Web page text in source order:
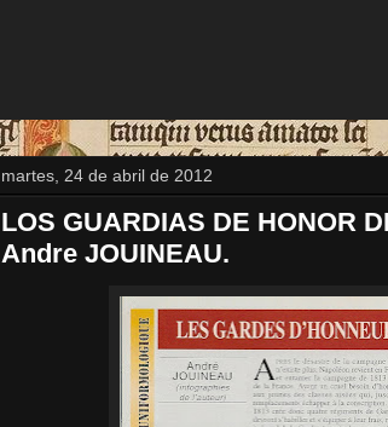
martes, 24 de abril de 2012
LOS GUARDIAS DE HONOR
Andre JOUINEAU.